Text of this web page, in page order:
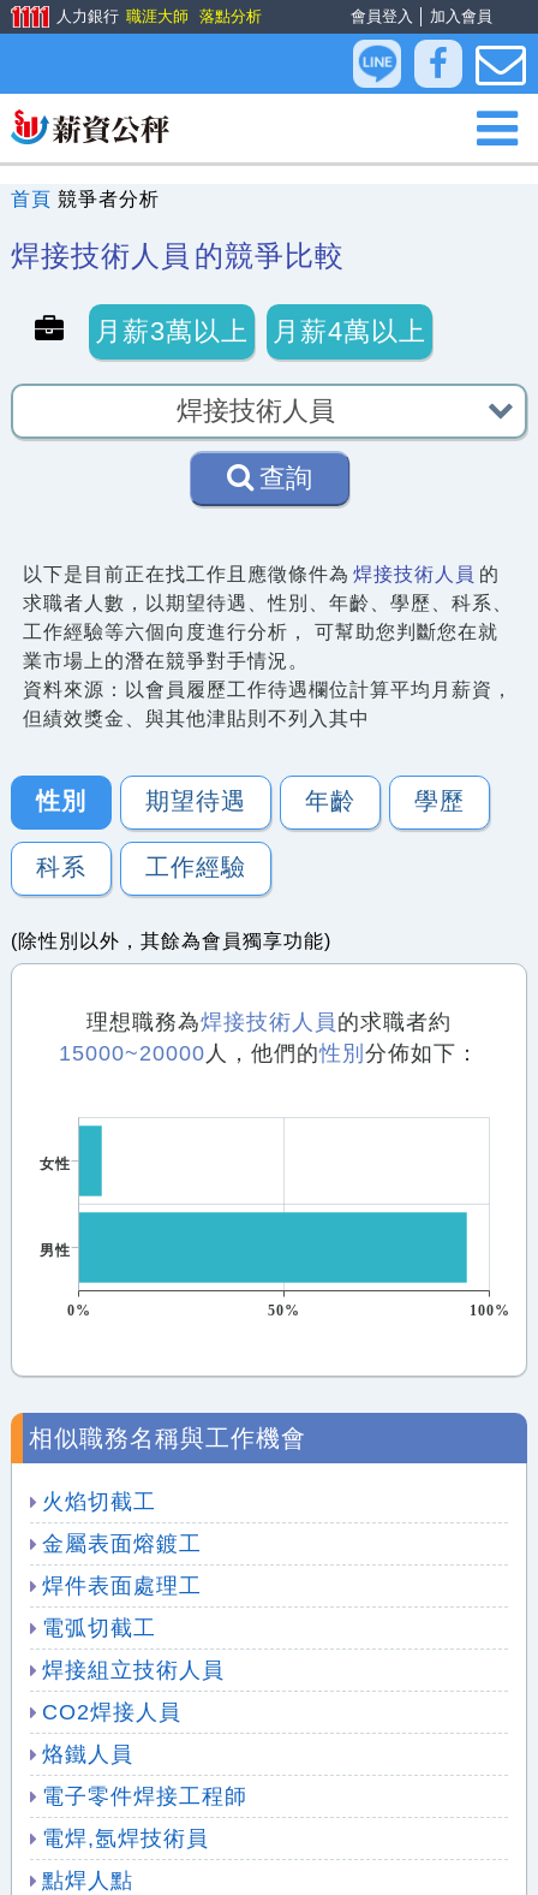
會員登入 加入會員
人力銀行 職涯大師 落點分析
首頁 競爭者分析
焊接技術人員 的競爭比較
月薪3萬以上 月薪4萬以上
查詢
以下是目前正在找工作且應徵條件為 焊接技術人員 的
求職者人數，以期望待遇、性別、年齡、學歷、科系、
工作經驗等六個向度進行分析， 可幫助您判斷您在就
業市場上的潛在競爭對手情況。
資料來源：以會員履歷工作待遇欄位計算平均月薪資，
但績效獎金、與其他津貼則不列入其中
性別 期望待遇 年齡 學歷
科系 工作經驗
(除性別以外，其餘為會員獨享功能)
理想職務為焊接技術人員 的求職者約
15000~20000 人，他們的性別 分佈如下：
女性
男性
0% 50% 100%
相似職務名稱與工作機會
火焰切截工
金屬表面熔鍍工
焊件表面處理工
電弧切截工
焊接組立技術人員
CO2焊接人員
烙鐵人員
電子零件焊接工程師
電焊,氬焊技術員
點焊人點